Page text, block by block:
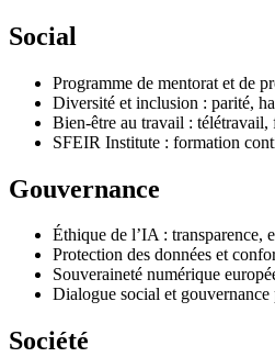
Social
Programme de mentorat et de
Diversité et inclusion : parité,
Bien-être au travail :
SFEIR Institute : formation
Gouvernance
Éthique de l’IA : transparence,
Protection des données et
Souveraineté numérique
Dialogue social et gouvernance
Société